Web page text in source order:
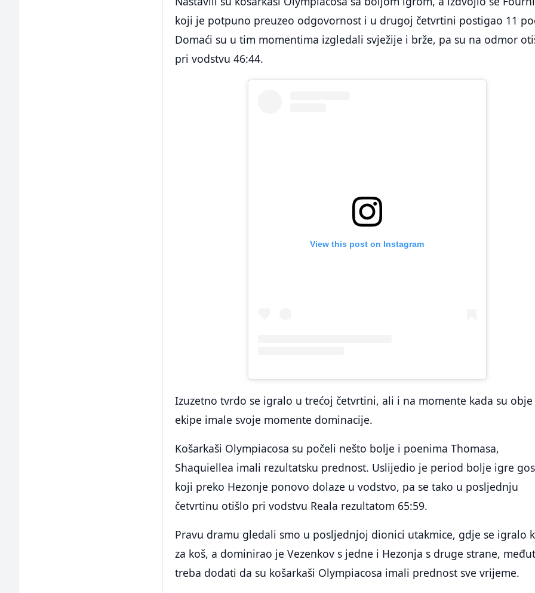
koji je potpuno preuzeo odgovornost i u drugoj četvrtini postigao 11
Domaći su u tim momentima izgledali svježije i brže, pa su na odmor
pri vodstvu 46:44.
View this post on Instagram
Izuzetno tvrdo se igralo u trećoj četvrtini, ali i na momente kada su obje
ekipe imale svoje momente dominacije.
Košarkaši Olympiacosa su počeli nešto bolje i poenima Thomasa,
Shaquiellea imali rezultatsku prednost. Uslijedio je period bolje igre
koji preko Hezonje ponovo dolaze u vodstvo, pa se tako u posljednju
četvrtinu otišlo pri vodstvu Reala rezultatom 65:59.
Pravu dramu gledali smo u posljednjoj dionici utakmice, gdje se igralo
za koš, a dominirao je Vezenkov s jedne i Hezonja s druge strane,
treba dodati da su košarkaši Olympiacosa imali prednost sve vrijeme.